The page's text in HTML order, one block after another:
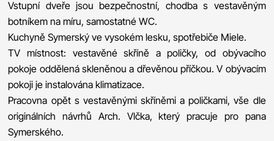
Vstupní dveře jsou bezpečnostní, chodba s vestavěným
botníkem na míru, samostatné WC.
Kuchyně Symerský ve vysokém lesku, spotřebiče Miele.
TV místnost: vestavěné skříně a poličky, od obývacího
pokoje oddělená skleněnou a dřevěnou příčkou. V obývacím
pokoji je instalována klimatizace.
Pracovna opět s vestavěnými skříněmi a poličkami, vše dle
originálních návrhů Arch. Vlčka, který pracuje pro pana
Symerského.